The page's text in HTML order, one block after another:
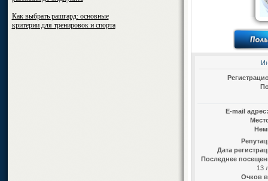
Как выбрать рашгард: основные
критерии для тренировок и спорта
E-mail
Дата
Последнее
13
Очков в